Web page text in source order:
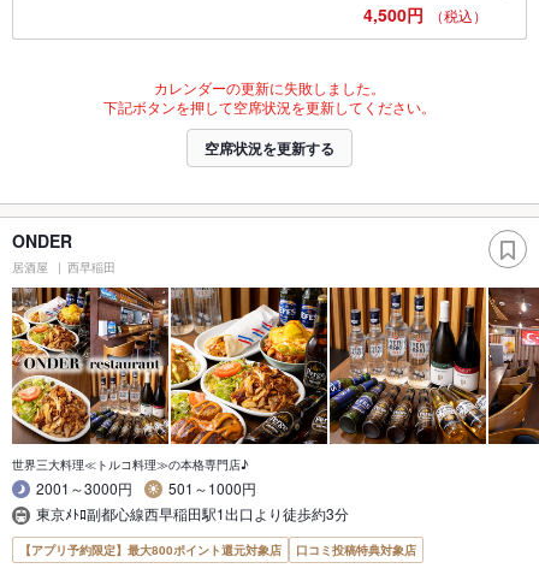
4,500円 （税込）
カレンダーの更新に失敗しました。
下記ボタンを押して空席状況を更新してください。
空席状況を更新する
ONDER
居酒屋 西早稲田
世界三大料理≪トルコ料理≫の本格専門店♪
2001～3000円
501～1000円
東京ﾒﾄﾛ副都心線西早稲田駅1出口より徒歩約3分
【アプリ予約限定】最大800ポイント還元対象店 口コミ投稿特典対象店